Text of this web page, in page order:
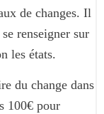
de changes. Il
renseigner sur
les états.
du change dans
100€ pour